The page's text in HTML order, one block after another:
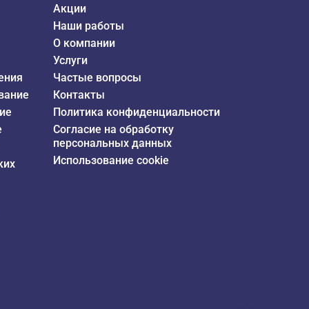
Акции
Наши работы
О компании
Услуги
Частые вопросы
Контакты
Политика конфиденциальности
Согласие на обработку
персональных данных
Использование cookie